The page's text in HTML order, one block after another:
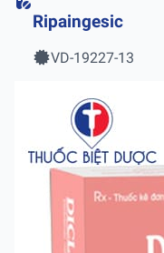
Ripaingesic
VD-19227-13